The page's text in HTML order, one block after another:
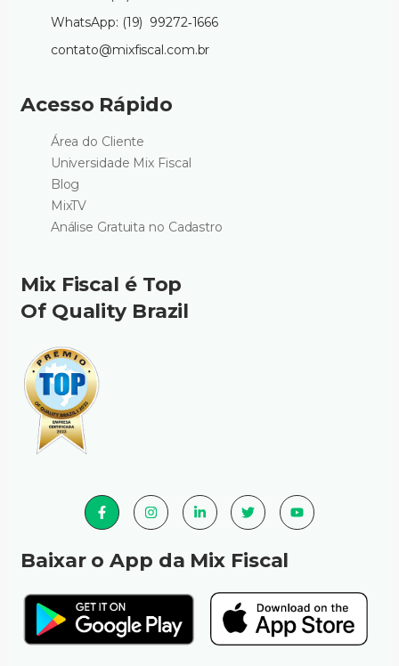
WhatsApp: (19) 99272‑1666‬
contato@mixfiscal.com.br
Acesso Rápido
Área do Cliente
Universidade Mix Fiscal
Blog
MixTV
Análise Gratuita no Cadastro
Mix Fiscal é Top
Of Quality Brazil
Baixar o App da Mix Fiscal